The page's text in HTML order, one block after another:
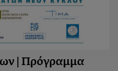
| Πρόγραμμα